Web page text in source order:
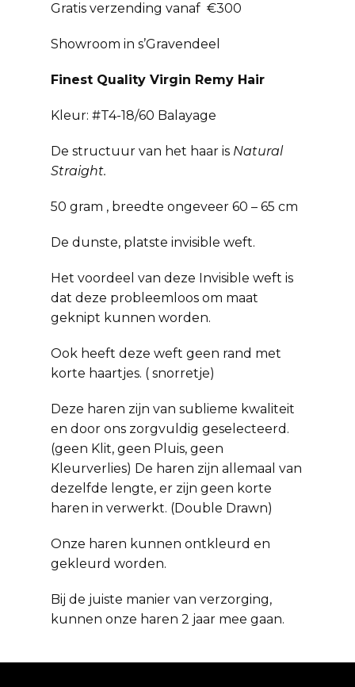
Gratis verzending vanaf €300
Showroom in s’Gravendeel
Finest Quality Virgin Remy Hair
Kleur: #T4-18/60 Balayage
De structuur van het haar is Natural
Straight.
50 gram , breedte ongeveer 60 – 65 cm
De dunste, platste invisible weft.
Het voordeel van deze Invisible weft is
dat deze probleemloos om maat
geknipt kunnen worden.
Ook heeft deze weft geen rand met
korte haartjes. ( snorretje)
Deze haren zijn van sublieme kwaliteit
en door ons zorgvuldig geselecteerd.
(geen Klit, geen Pluis, geen
Kleurverlies) De haren zijn allemaal van
dezelfde lengte, er zijn geen korte
haren in verwerkt. (Double Drawn)
Onze haren kunnen ontkleurd en
gekleurd worden.
Bij de juiste manier van verzorging,
kunnen onze haren 2 jaar mee gaan.